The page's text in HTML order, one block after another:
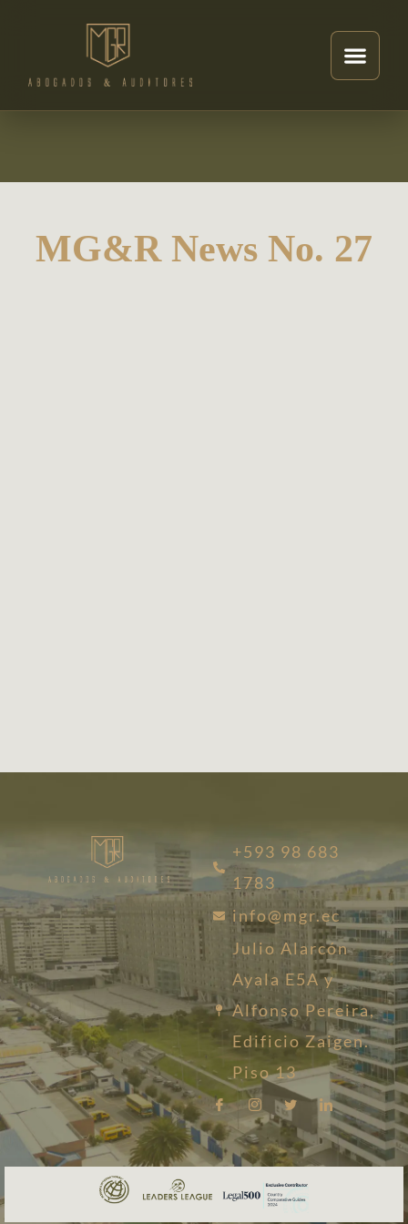
MG&R News No. 27
+593 98 683
1783
info@mgr.ec
Julio Alarcón
Ayala E5A y
Alfonso Pereira,
Edificio Zaigen.
Piso 13